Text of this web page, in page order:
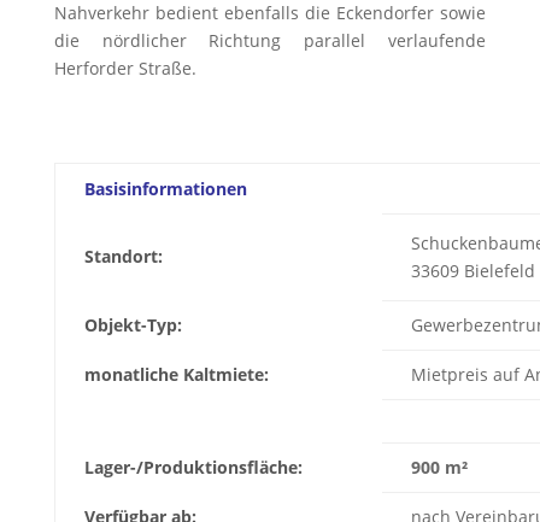
Nahverkehr bedient ebenfalls die Eckendorfer sowie
die nördlicher Richtung parallel verlaufende
Herforder Straße.
Basisinformationen
Standort:
33609 Bielefeld
Objekt-Typ:
monatliche Kaltmiete: Mietpreis auf
Lager-/Produktionsfläche: 900 m²
Verfügbar ab: nach